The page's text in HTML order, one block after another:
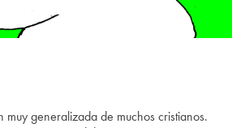
muy generalizada de muchos cristianos.